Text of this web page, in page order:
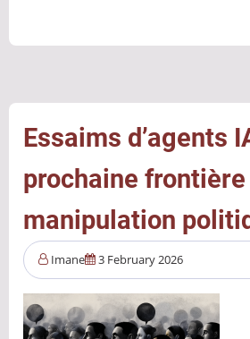
connaissent
déjà
entreprise
Essaims d’agents
prochaine frontière
manipulation
Imane 3 February 2026